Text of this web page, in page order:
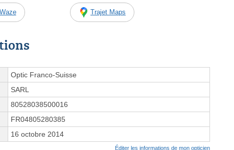
Trajet Maps
Optic Franco-Suisse
SARL
80528038500016
FR04805280385
16 octobre 2014
Éditer les informations de mon opticien